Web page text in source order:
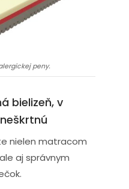
peny.
bielizeň, v
nielen matracom
aj správnym